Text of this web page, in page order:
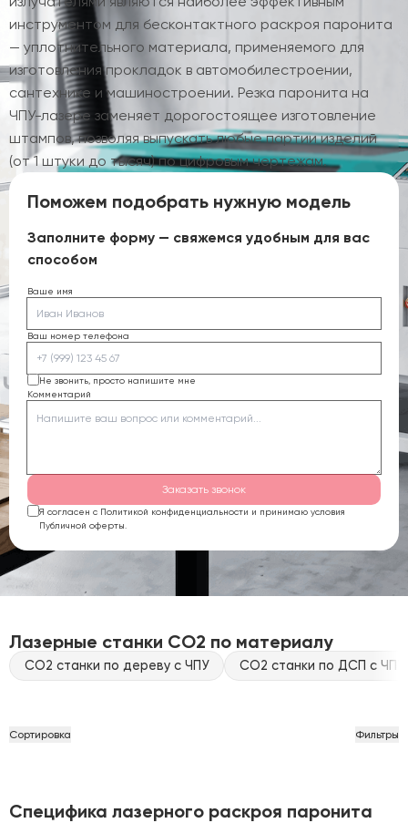
инструментом для бесконтактного раскроя паронита
— уплотнительного материала, применяемого для
изготовления прокладок в автомобилестроении,
сантехнике и машиностроении. Резка паронита на
ЧПУ-лазере заменяет дорогостоящее изготовление
штампов, позволяя выпускать любые партии изделий
(от 1 штуки до тысяч) по цифровым чертежам.
Поможем подобрать нужную модель
Заполните форму — свяжемся удобным для вас
способом
Ваше имя
Ваш номер телефона
Не звонить, просто напишите мне
Комментарий
Заказать звонок
Я согласен с Политикой конфиденциальности и принимаю условия
Публичной оферты.
Лазерные станки CO2 по материалу
CO2 станки по дереву с ЧПУ CO2 станки по ДСП с ЧПУ
Сортировка Фильтры
Специфика лазерного раскроя паронита